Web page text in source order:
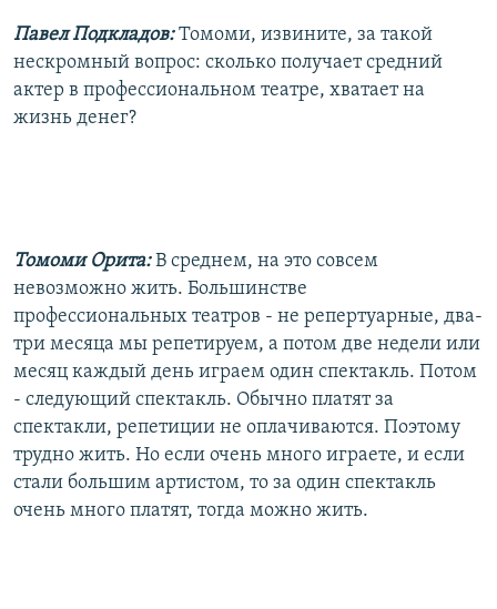
Павел Подкладов:Томоми, извините, за такой
нескромный вопрос: сколько получает средний
актер в профессиональном театре, хватает на
жизнь денег?
Томоми Орита:В среднем, на это совсем
невозможно жить. Большинстве
профессиональных театров - не репертуарные, два-
три месяца мы репетируем, а потом две недели или
месяц каждый день играем один спектакль. Потом
- следующий спектакль. Обычно платят за
спектакли, репетиции не оплачиваются. Поэтому
трудно жить. Но если очень много играете, и если
стали большим артистом, то за один спектакль
очень много платят, тогда можно жить.